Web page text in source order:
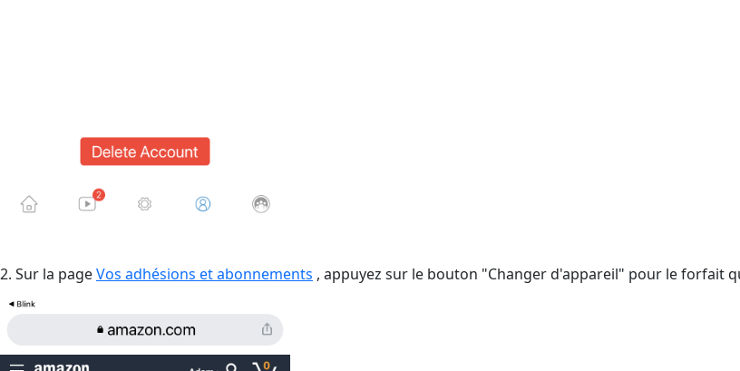
2. Sur la pageVos adhésions et abonnements , appuyez sur le bouton "Changer d'appareil" pour le forfait